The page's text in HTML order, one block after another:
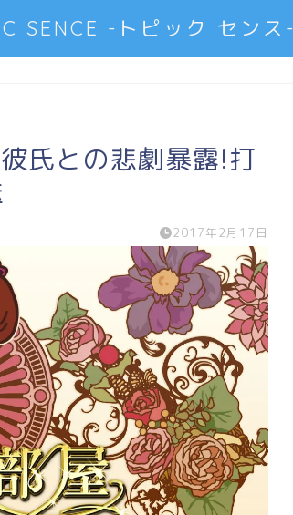
SENCE -トピック センス-
氏との悲劇暴露!打
2017年2月17日